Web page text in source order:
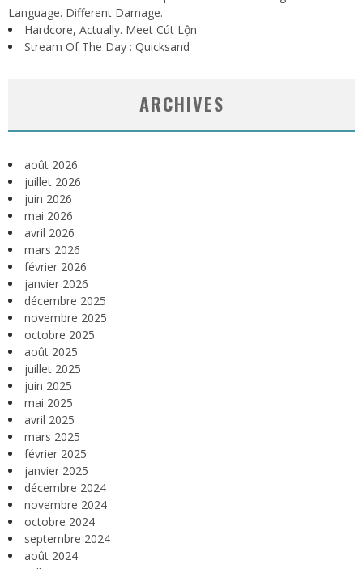
Language. Different Damage.
Hardcore, Actually. Meet Cút Lộn
Stream Of The Day : Quicksand
ARCHIVES
août 2026
juillet 2026
juin 2026
mai 2026
avril 2026
mars 2026
février 2026
janvier 2026
décembre 2025
novembre 2025
octobre 2025
août 2025
juillet 2025
juin 2025
mai 2025
avril 2025
mars 2025
février 2025
janvier 2025
décembre 2024
novembre 2024
octobre 2024
septembre 2024
août 2024